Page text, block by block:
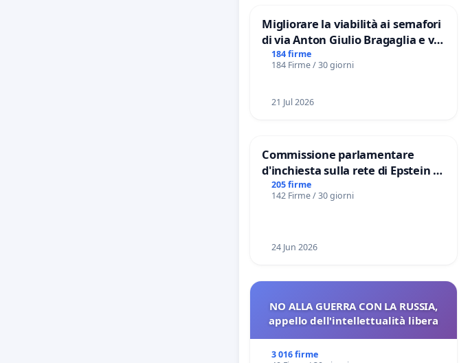
Migliorare la viabilità ai semafori
di via Anton Giulio Bragaglia e via
Tieri XV MUNICIPIO DI ROMA
184 firme
184 Firme / 30 giorni
21 Jul 2026
Commissione parlamentare
d'inchiesta sulla rete di Epstein e
del Mossad: verità sugli Epstein
Files
205 firme
142 Firme / 30 giorni
24 Jun 2026
NO ALLA GUERRA CON LA RUSSIA,
appello dell'intellettualità libera
3 016 firme